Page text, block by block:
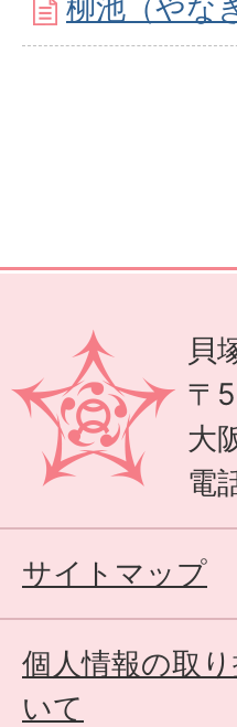
柳池（やな
貝
〒
大
電
サイトマップ
個人情報の取
いて